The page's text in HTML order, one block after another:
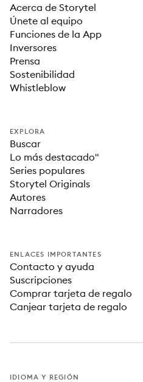
Acerca de Storytel
Únete al equipo
Funciones de la App
Inversores
Prensa
Sostenibilidad
Whistleblow
EXPLORA
Buscar
Lo más destacado"
Series populares
Storytel Originals
Autores
Narradores
ENLACES IMPORTANTES
Contacto y ayuda
Suscripciones
Comprar tarjeta de regalo
Canjear tarjeta de regalo
IDIOMA Y REGIÓN